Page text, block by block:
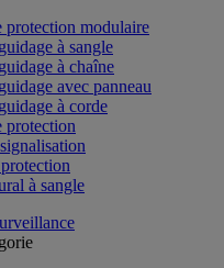
protection modulaire
à sangle
à chaîne
avec panneau
à corde
protection
à sangle